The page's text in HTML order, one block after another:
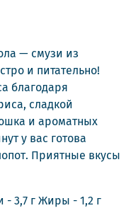
— смузи из
и питательно!
благодаря
сладкой
и ароматных
у вас готова
Приятные вкусы
- 3,7 г Жиры - 1,2 г